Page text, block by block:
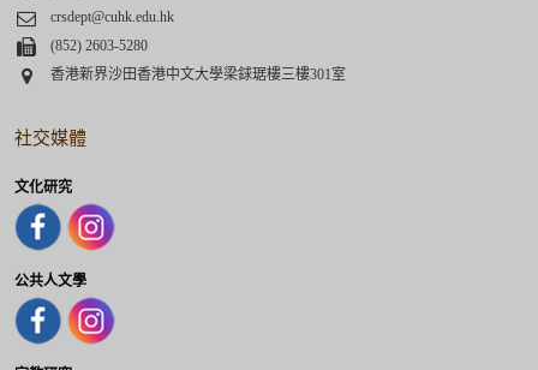
Email
crsdept@cuhk.edu.hk
Fax(852) 2603-5280
Address
香港新界沙田香港中文大學梁銶琚樓三樓301室
社交媒體
文化研究
公共人文學